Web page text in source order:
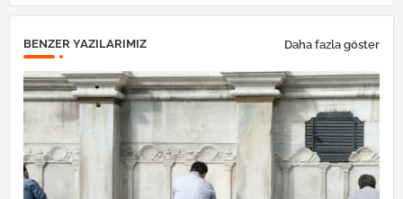
BENZER YAZILARIMIZ Daha fazla göster